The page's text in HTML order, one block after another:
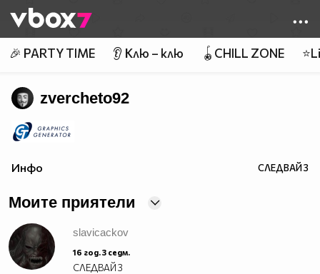
👾
🎉 PARTY TIME 👂 Клю – клю 🪀CHILL ZONE
zvercheto92
Инфо СЛЕДВАЙ3
Моите приятели
slavicackov
16 год. 3 седм.
СЛЕДВАЙ3